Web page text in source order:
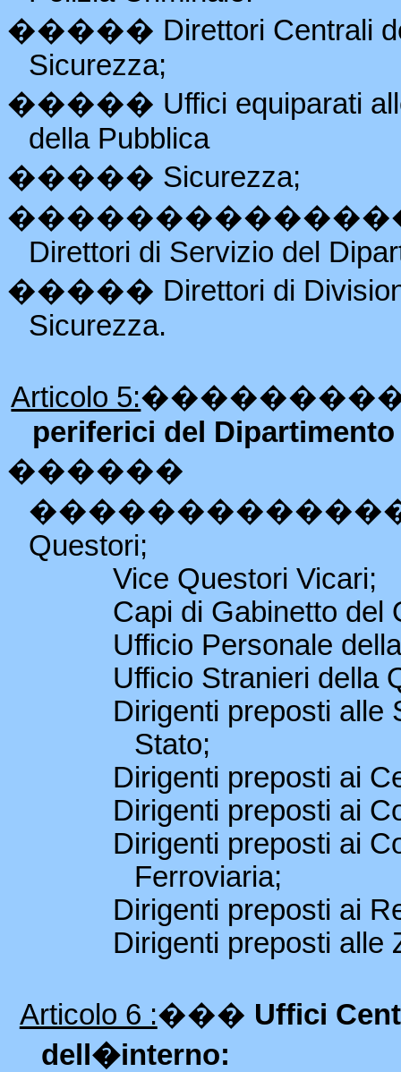
����� Direttori Centrali
Sicurezza;
����� Uffici equiparati
della Pubblica
����� Sicurezza;
Direttori di Servizio del
����� Direttori di
Sicurezza.
Articolo 5:
periferici del
������
Questori;
Vice Questori Vicari;
Capi di Gabinetto del
Ufficio Personale
Ufficio Stranieri della
Dirigenti preposti alle
Stato;
Dirigenti preposti ai
Dirigenti preposti ai
Dirigenti preposti ai
Ferroviaria;
Dirigenti preposti ai
Dirigenti preposti alle
Articolo 6 :��� Uffici
dell�interno: